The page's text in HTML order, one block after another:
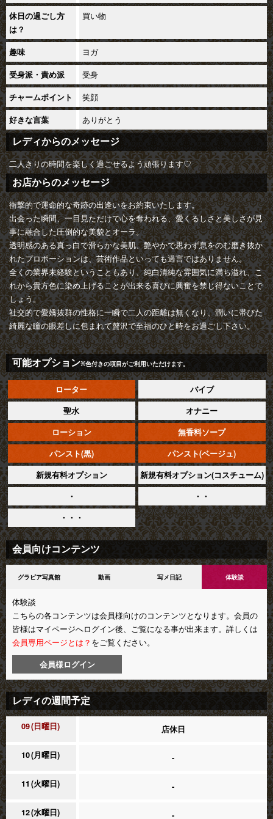
休日の過ごし方
は？
買い物
趣味 ヨガ
受身派・責め派 受身
チャームポイント 笑顔
好きな言葉 ありがとう
レディからのメッセージ
二人きりの時間を楽しく過ごせるよう頑張ります♡
お店からのメッセージ
衝撃的で運命的な奇跡の出逢いをお約束いたします。
出会った瞬間、一目見ただけで心を奪われる、愛くるしさと美しさが見
事に融合した圧倒的な美貌とオーラ。
透明感のある真っ白で滑らかな美肌、艶やかで思わず息をのむ磨き抜か
れたプロポーションは、芸術作品といっても過言ではありません。
全くの業界未経験ということもあり、純白清純な雰囲気に満ち溢れ、こ
れから貴方色に染め上げることが出来る喜びに興奮を禁じ得ないことで
しょう。
社交的で愛嬌抜群の性格に一瞬で二人の距離は無くなり、潤いに帯びた
綺麗な瞳の眼差しに包まれて贅沢で至福のひと時をお過ごし下さい。
可能オプション※色付きの項目がご利用いただけます。
ローター
バイブ
聖水
オナニー
ローション
無香料ソープ
パンスト(黒)
パンスト(ベージュ)
新規有料オプション
新規有料オプション(コスチューム)
・
・・
・・・
会員向けコンテンツ
グラビア写真館 動画 写メ日記 体験談
体験談
こちらの各コンテンツは会員様向けのコンテンツとなります。会員の
皆様はマイページへログイン後、ご覧になる事が出来ます。詳しくは
会員専用ページとは？ をご覧ください。
会員様ログイン
レディの週間予定
09 日曜日 店休日
10 月曜日 -
11 火曜日 -
12 水曜日 -